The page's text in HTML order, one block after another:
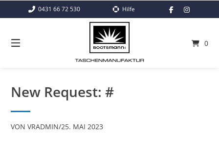
0431 66 72 530 Hilfe
0
New Request: #
VONVRADMIN/25. MAI 2023